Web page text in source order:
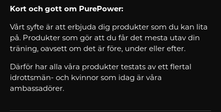
Kort och gott om PurePower:
Vårt syfte är att erbjuda dig produkter som du kan lita
på. Produkter som gör att du får det mesta utav din
träning, oavsett om det är före, under eller efter.
Därför har alla våra produkter testats av ett flertal
idrottsmän- och kvinnor som idag är våra
ambassadörer.